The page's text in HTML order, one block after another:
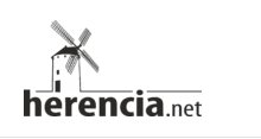
contenido